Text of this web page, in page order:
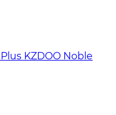
KZDOO Noble